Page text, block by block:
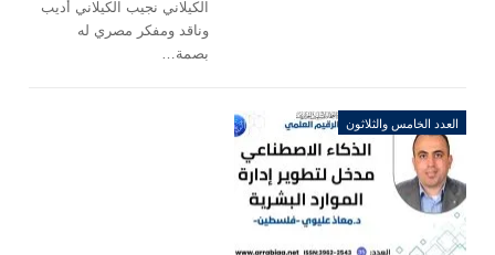
الكيلاني نجيب الكيلاني أديب
وناقد ومفكر مصري له
بصمة…
العدد الخامس والثلاثون